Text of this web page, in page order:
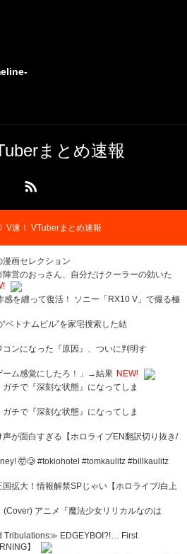
まとめ速報
V速！ VTuberまとめ速報
漫画セレクション
営のおっさん、自分だけクーラーの効いた
感を纏って復活！ ソニー「RX10 V」で撮る極
ベトナムビル”を家宅捜索した結
コンになった『原因』、ついに判明す
ーム感覚にしたろ！」→結果 NEW!
ガチで『深刻な状態』になってしま
ガチで『深刻な状態』になってしま
が面白すぎる【ホロライブEN翻訳切り抜き/
🤯🥲 #tokiohotel #tomkaulitz #billkaulitz
国拡大！情報解禁SPじゃい【ホロライブ/白上
(Cover) アニメ『魔法少女リリカルなのは
Tribulations≫ EDGEYBOI?!… First
】